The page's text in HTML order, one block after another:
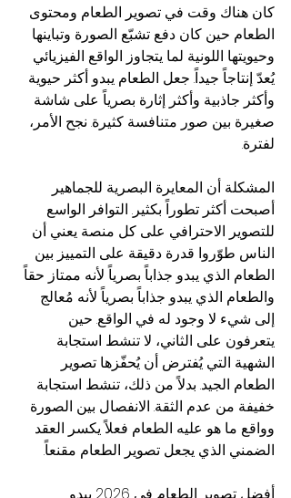
كان هناك وقت في تصوير الطعام ومحتوى
الطعام حين كان دفع تشبّع الصورة وتباينها
وحيويتها اللونية لما يتجاوز الواقع الفيزيائي
يُعدّ إنتاجاً جيداً. جعل الطعام يبدو أكثر حيوية
وأكثر جاذبية وأكثر إثارة بصرياً على شاشة
صغيرة بين صور متنافسة كثيرة. نجح الأمر،
لفترة.
المشكلة أن المعايرة البصرية للجماهير
أصبحت أكثر تطوراً بكثير. التوافر الواسع
للتصوير الاحترافي على كل منصة يعني أن
الناس طوّروا قدرة دقيقة على التمييز بين
الطعام الذي يبدو جذاباً بصرياً لأنه ممتاز حقاً
والطعام الذي يبدو جذاباً بصرياً لأنه مُعالج
إلى شيء لا وجود له في الواقع. حين
يتعرفون على الثاني، لا تنشط استجابة
الشهية التي يُفترض أن يُحفّزها تصوير
الطعام الجيد. بدلاً من ذلك، تنشط استجابة
خفيفة من عدم الثقة. الانفصال بين الصورة
وواقع ما هو عليه الطعام فعلاً يكسر العقد
الضمني الذي يجعل تصوير الطعام مقنعاً.
أفضل تصوير الطعام في 2026 يبدو